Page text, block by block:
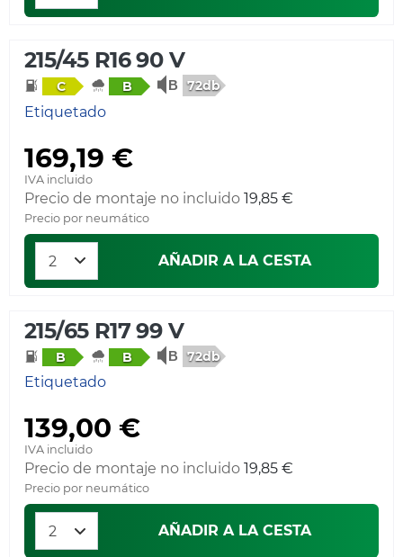
215/45 R16 90 V
C B 72db
Etiquetado
169,19 €
IVA incluido
Precio de montaje no incluido 19,85 €
Precio por neumático
AÑADIR A LA CESTA
215/65 R17 99 V
B B 72db
Etiquetado
139,00 €
IVA incluido
Precio de montaje no incluido 19,85 €
Precio por neumático
AÑADIR A LA CESTA